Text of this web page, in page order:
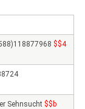
$$4
Sehnsucht $$b